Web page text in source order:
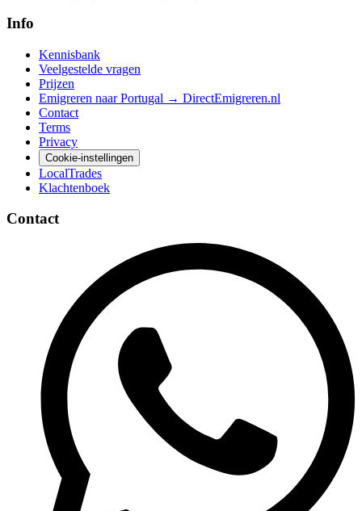
Info
Kennisbank
Veelgestelde vragen
Prijzen
Emigreren naar Portugal → DirectEmigreren.nl
Contact
Terms
Privacy
Cookie-instellingen
LocalTrades
Klachtenboek
Contact